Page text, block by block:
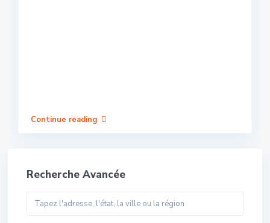
Continue reading
Recherche Avancée